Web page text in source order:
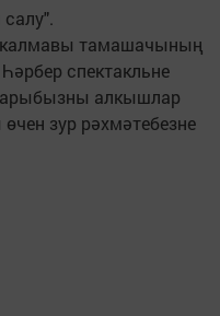
калмавы тамашачының
спектакльне
алкышлар
зур рәхмәтебезне